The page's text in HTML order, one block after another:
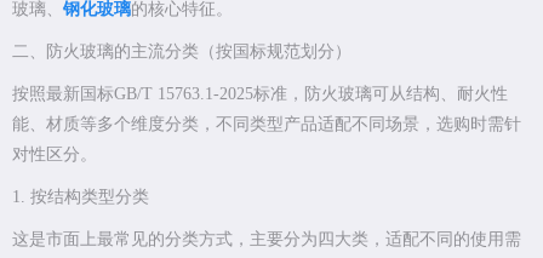
玻璃、 钢化玻璃的核心特征。
二、防火玻璃的主流分类（按国标规范划分）
按照最新国标GB/T 15763.1-2025标准，防火玻璃可从结构、耐火性
能、材质等多个维度分类，不同类型产品适配不同场景，选购时需针
对性区分。
1. 按结构类型分类
这是市面上最常见的分类方式，主要分为四大类，适配不同的使用需